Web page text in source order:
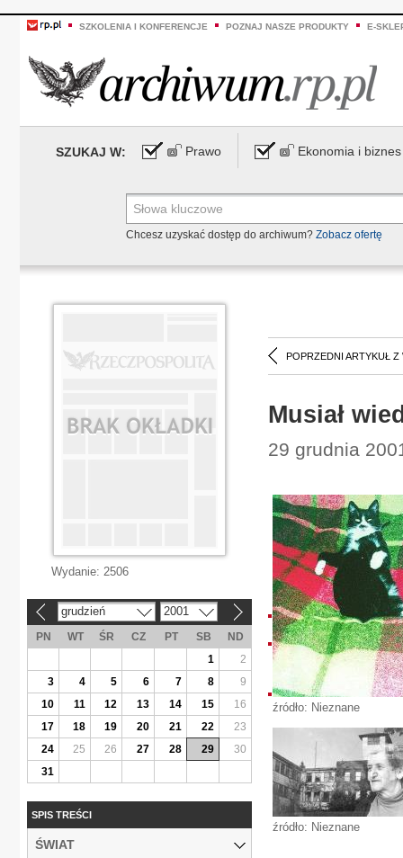
SZKOLENIA I KONFERENCJE POZNAJ NASZE PRODUKTY E-
SZUKAJ W: Prawo Ekonomia i biznes
Chcesz uzyskać dostęp do archiwum? Zobacz ofertę
POPRZEDNI ARTYKUŁ Z
Musiał
29 grudnia
źródło: Nieznane
źródło: Nieznane
Wydanie: 2506
grudzień 2001
PN WT ŚR CZ PT SB
ND
1
2
3
4 5 6 7 8
9
10
11 12 13 14 15
16
17
18 19 20 21 22
23
24
25 26 27 28 29
30
31
SPIS TREŚCI
ŚWIAT